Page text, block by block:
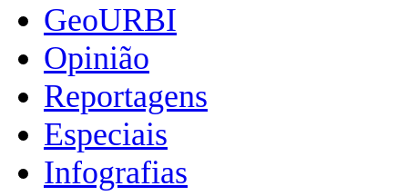
GeoURBI
Opinião
Reportagens
Especiais
Infografias